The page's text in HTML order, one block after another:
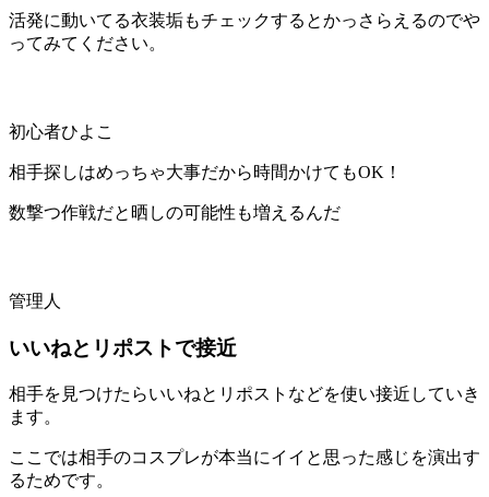
活発に動いてる衣装垢もチェックするとかっさらえるのでや
ってみてください。
初心者ひよこ
相手探しはめっちゃ大事だから時間かけてもOK！
数撃つ作戦だと晒しの可能性も増えるんだ
管理人
いいねとリポストで接近
相手を見つけたらいいねとリポストなどを使い接近 していき
ます。
ここでは相手のコスプレが本当にイイと思った感じを演出す
るためです。